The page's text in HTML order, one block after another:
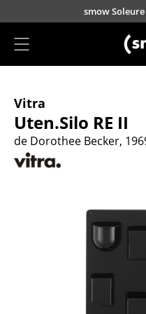
Accéder directement
smow Soleure
Sièges
Chaises de cuisine &
Canapés
Fauteuils lounge
Chaises cantilever
Chaises et
Vitra
Uten.Silo RE II
de Dorothee Becker,